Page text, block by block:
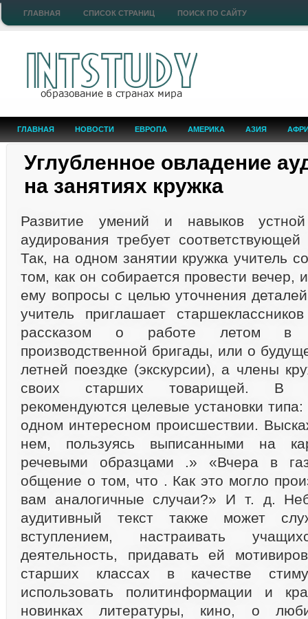
ГЛАВНАЯ СПИСОК СТРАНИЦ ПОИСК ПО САЙТУ
ГЛАВНАЯ НОВОСТИ ЕВРОПА АМЕРИКА АЗИЯ
Углубленное овладение
на занятиях кружка
Развитие умений и навыков
аудирования требует
Так, на од­ном занятии кружка учитель
том, как он собирается провести вечер,
ему вопро­сы с целью уточнения
учитель приглашает
рассказом о работе летом в
производственной бригады, или о
летней поездке (экскурсии), а члены
своих старших товарищей. В
рекомендуются целевые установки
одном интересном происшествии.
нем, пользуясь выписанными на
речевыми образцами .» «Вчера в
общение о том, что . Как это могло
вам аналогичные случаи?» И т. д.
аудитивный текст также может
вступлением, настраивать
деятельность, придавать ей
старших классах в качестве
использовать политинформации и
новинках литературы, кино, о